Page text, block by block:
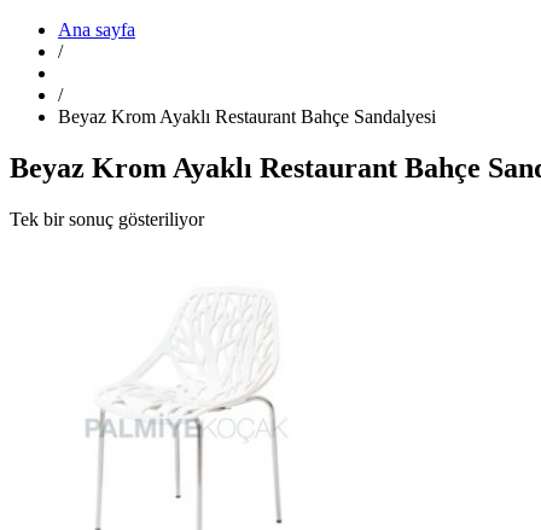
Ana sayfa
/
/
Beyaz Krom Ayaklı Restaurant Bahçe Sandalyesi
Beyaz Krom Ayaklı Restaurant Bahçe
Tek bir sonuç gösteriliyor